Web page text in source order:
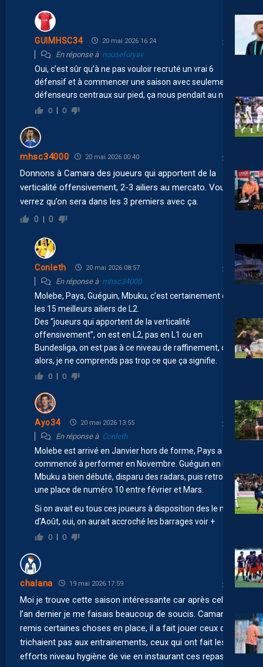
GUIMHSC34 20 mai 2026 16:24
En réponse à nouseforyav
Oui, c’est sûr qu’à ne pas vouloir recruté un vrai 6
défensif et à commencer une saison avec seulement 3
défenseurs centraux sur pied, ça nous pendait au nez.
0 0
mhsc34000 20 mai 2026 00:40
Donnons à Camara des joueurs qui apportent de la
verticalité offensivement, 2-3 ailiers au mercato. Vous
verrez qu’on sera dans les 3 premiers avec ça.
0 0
Conleth 20 mai 2026 08:57
En réponse à mhsc34000
Molebe, Pays, Guéguin, Mbuku, c’est certainement dans
les 15 meilleurs ailiers de L2.
Des “joueurs qui apportent de la verticalité
offensivement”, on est en L2, pas en L1 ou en
Bundesliga, on est pas à ce niveau de raffinement, ou
alors, je ne comprends pas trop ce que ça signifie.
0 0
Ayo34 20 mai 2026 13:55
En réponse à Conleth
Molebe est arrivé en Janvier hors de forme, Pays a
commencé à performer en Novembre. Guéguin en Mars,
Mbuku a bien débuté, disparu des radars, puis retrouvé
une place de numéro 10 entre février et Mars.
Si on avait eu tous ces joueurs à disposition des le mois
d’Août, oui, on aurait accroché les barrages voir +
0 0
chalana 19 mai 2026 17:59
Moi je trouve cette saison intéressante car après celle de
l’an dernier je me faisais beaucoup de soucis. Camara a
remis certaines choses en place, il a fait jouer ceux qui ne
trichaient pas aux entrainements, ceux qui ont fait les
efforts niveau hygiène de vie en instaurant ces repas en